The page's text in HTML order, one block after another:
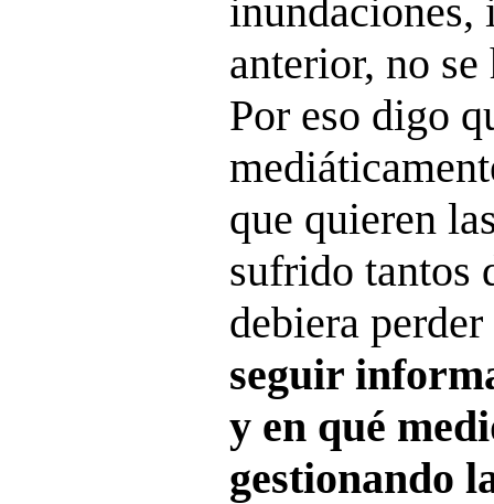
inundaciones,
anterior, no
Por eso digo
que quieren
sufrido tantos
debiera
seguir
y en qué
gestionando